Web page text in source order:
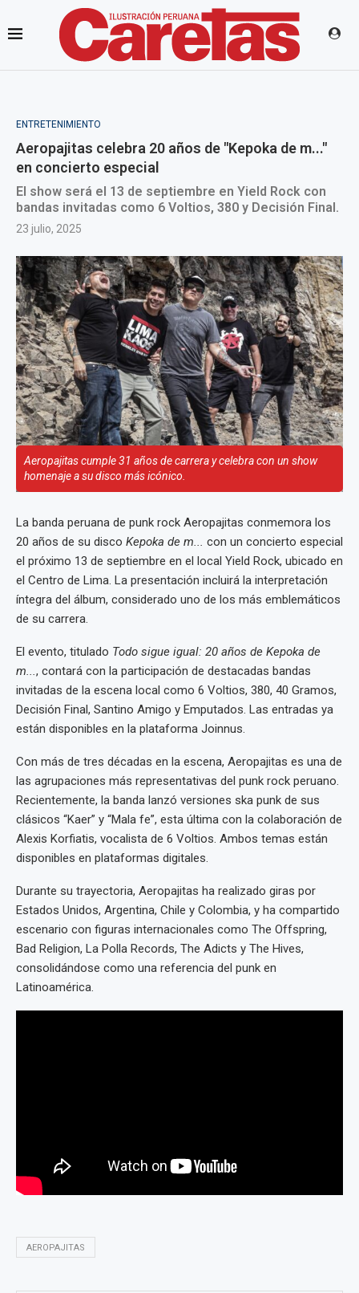
ENTRETENIMIENTO
Aeropajitas celebra 20 años de "Kepoka de m..."
en concierto especial
El show será el 13 de septiembre en Yield Rock con
bandas invitadas como 6 Voltios, 380 y Decisión Final.
23 julio, 2025
Aeropajitas cumple 31 años de carrera y celebra con un show
homenaje a su disco más icónico.
La banda peruana de punk rock Aeropajitas conmemora los
20 años de su disco Kepoka de m... con un concierto especial
el próximo 13 de septiembre en el local Yield Rock, ubicado en
el Centro de Lima. La presentación incluirá la interpretación
íntegra del álbum, considerado uno de los más emblemáticos
de su carrera.
El evento, titulado Todo sigue igual: 20 años de Kepoka de
m..., contará con la participación de destacadas bandas
invitadas de la escena local como 6 Voltios, 380, 40 Gramos,
Decisión Final, Santino Amigo y Emputados. Las entradas ya
están disponibles en la plataforma Joinnus.
Con más de tres décadas en la escena, Aeropajitas es una de
las agrupaciones más representativas del punk rock peruano.
Recientemente, la banda lanzó versiones ska punk de sus
clásicos “Kaer” y “Mala fe”, esta última con la colaboración de
Alexis Korfiatis, vocalista de 6 Voltios. Ambos temas están
disponibles en plataformas digitales.
Durante su trayectoria, Aeropajitas ha realizado giras por
Estados Unidos, Argentina, Chile y Colombia, y ha compartido
escenario con figuras internacionales como The Offspring,
Bad Religion, La Polla Records, The Adicts y The Hives,
consolidándose como una referencia del punk en
Latinoamérica.
AEROPAJITAS